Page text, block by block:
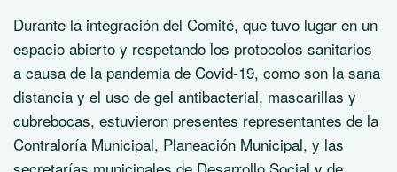
Durante la integración del Comité, que tuvo lugar en un
espacio abierto y respetando los protocolos sanitarios
a causa de la pandemia de Covid-19, como son la sana
distancia y el uso de gel antibacterial, mascarillas y
cubrebocas, estuvieron presentes representantes de la
Contraloría Municipal, Planeación Municipal, y las